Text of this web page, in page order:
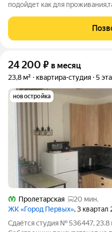
подойдет как для
24 200 ₽ в месяц
23,8 м² квартира-студия 5
новостройка
Пролетарская
20 мин.
ЖК «Город Первых», 3 квартал
Сдаётся студия № 536447,